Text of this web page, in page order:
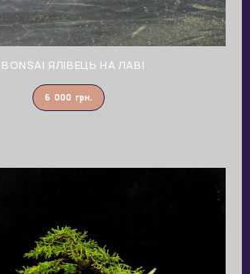
BONSAI ЯЛІВЕЦЬ НА ЛАВІ
6 000 грн.